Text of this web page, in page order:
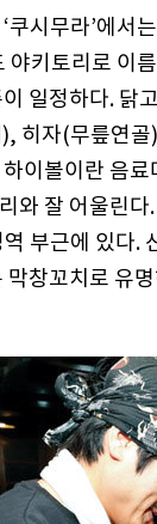
쿠시무라’에서
야키토리로 이
일정하다. 닭
히자(무릎연
이볼이란 음
와 잘 어울린다
역 부근에 있다.
막창꼬치로 유